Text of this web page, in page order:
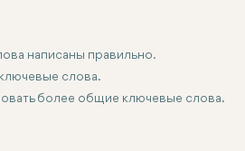
написаны правильно.
слова.
более общие ключевые слова.